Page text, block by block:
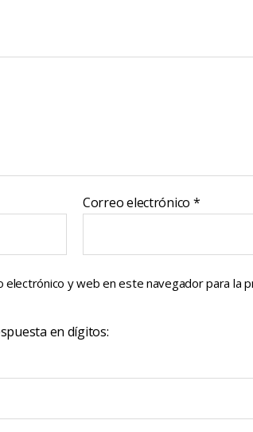
Correo electrónico *
electrónico y web en este navegador para la
en dígitos: